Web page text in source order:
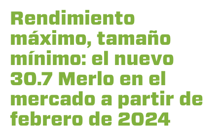
Rendimiento
máximo, tamaño
mínimo: el nuevo
30.7 Merlo en el
mercado a partir de
febrero de 2024